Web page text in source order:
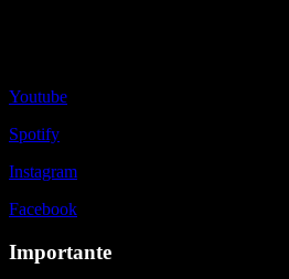
Youtube
Spotify
Instagram
Facebook
Importante